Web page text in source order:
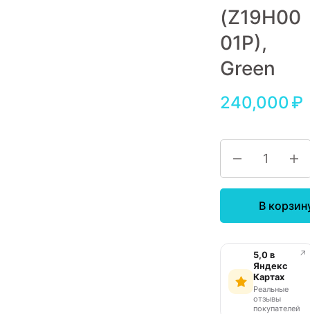
(Z19H00
01P),
Green
240,000₽
В
5,0 в
Яндекс
Картах
Реальные
отзывы
покупателей
↗